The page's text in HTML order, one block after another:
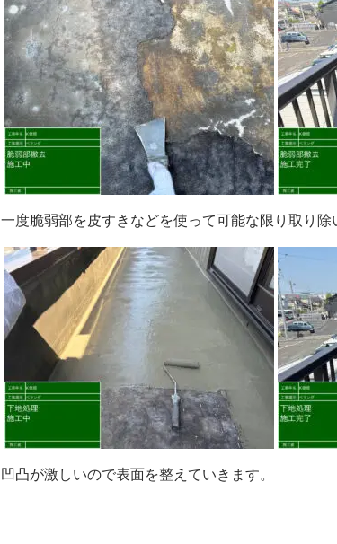
一度脆弱部を皮すきなどを使って可能な限り取り除
凹凸が激しいので表面を整えていきます。